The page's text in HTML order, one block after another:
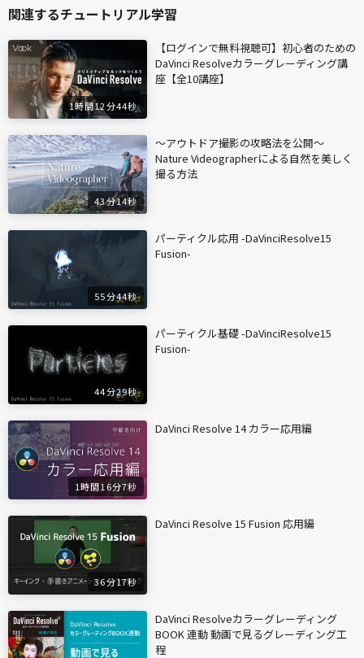
関連するチュートリアル学習
1時間12分44秒
【ログインで無料視聴可】初心者のための
DaVinci Resolveカラーグレーディング講
座【全10講座】
43分14秒
〜アウトドア撮影の攻略法を公開〜
Nature Videographerによる自然を美しく
撮る方法
55分44秒
パーティクル応用 -DaVinciResolve15
Fusion-
44分29秒
パーティクル基礎 -DaVinciResolve15
Fusion-
1時間16分7秒
DaVinci Resolve 14 カラー応用編
36分17秒
DaVinci Resolve 15 Fusion 応用編
DaVinci Resolveカラーグレーディング
BOOK 連動 動画で見るグレーディング工
程